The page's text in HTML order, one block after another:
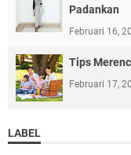
Padankan
Februari 16,
Tips
Februari 17,
LABEL